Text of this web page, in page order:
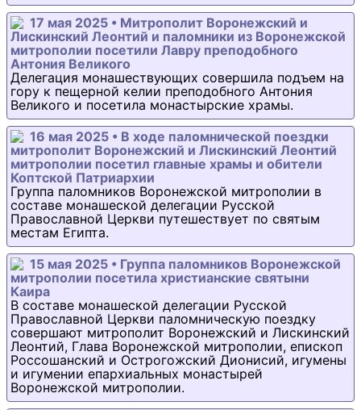
17 мая 2025 • Митрополит Воронежский и
Лискинский Леонтий и паломники из Воронежской
митрополии посетили Лавру преподобного
Антония Великого
Делегация монашествующих совершила подъем на
гору к пещерной келии преподобного Антония
Великого и посетила монастырские храмы.
16 мая 2025 • В ходе паломнической поездки
митрополит Воронежский и Лискинский Леонтий
митрополии посетил главные храмы и обители
Коптской Патриархии
Группа паломников Воронежской митрополии в
составе монашеской делегации Русской
Православной Церкви путешествует по святым
местам Египта.
15 мая 2025 • Группа паломников Воронежской
митрополии посетила христианские святыни
Каира
В составе монашеской делегации Русской
Православной Церкви паломническую поездку
совершают митрополит Воронежский и Лискинский
Леонтий, Глава Воронежской митрополии, епископ
Россошанский и Острогожский Дионисий, игумены
и игумении епархиальных монастырей
Воронежской митрополии.